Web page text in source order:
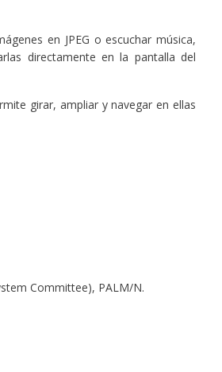
en JPEG o escuchar música,
directamente en la pantalla del
girar, ampliar y navegar en ellas
Committee), PALM/N.